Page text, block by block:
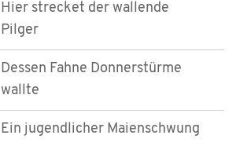
Hier strecket der wallende
Pilger
Dessen Fahne Donnerstürme
wallte
Ein jugendlicher Maienschwung